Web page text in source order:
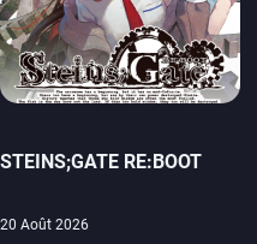
STEINS;GATE RE:BOOT
20 Août 2026